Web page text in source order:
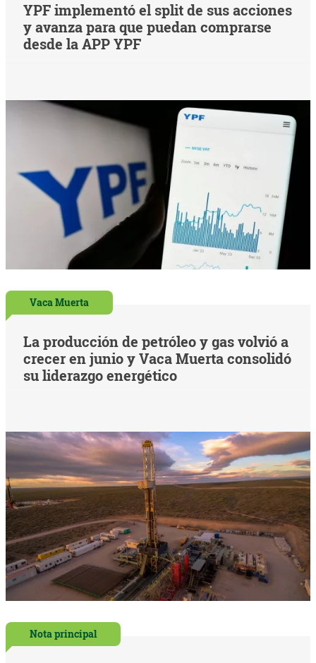
YPF implementó el split de sus acciones
y avanza para que puedan comprarse
desde la APP YPF
Vaca Muerta
La producción de petróleo y gas volvió a
crecer en junio y Vaca Muerta consolidó
su liderazgo energético
Nota principal